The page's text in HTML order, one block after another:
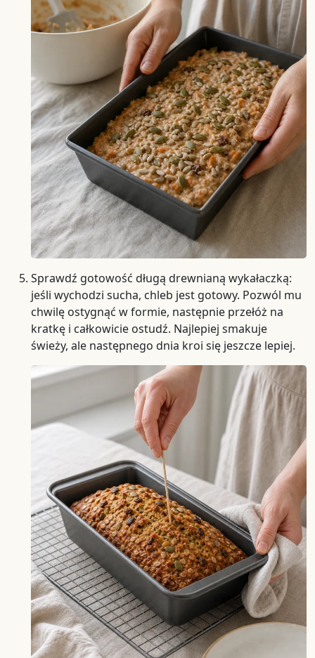
Sprawdź gotowość długą drewnianą wykałaczką:
jeśli wychodzi sucha, chleb jest gotowy. Pozwól mu
chwilę ostygnąć w formie, następnie przełóż na
kratkę i całkowicie ostudź. Najlepiej smakuje
świeży, ale następnego dnia kroi się jeszcze lepiej.